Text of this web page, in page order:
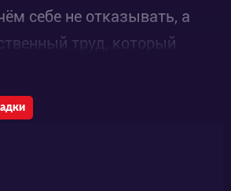
себе не отказывать, а
труд, который
Тогда как Эмме
с первых дней своей
и всего добиваться самой,